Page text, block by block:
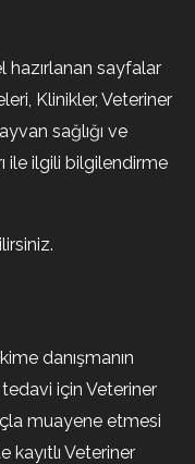
hazırlanan sayfalar
Klinikler, Veteriner
sağlığı ve
ile ilgili bilgilendirme
danışmanın
için Veteriner
muayene etmesi
kayıtlı Veteriner